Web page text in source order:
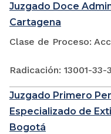
Juzgado Doce
Cartagena
Clase de Proceso:
Radicación: 13001-
Juzgado Primero
Especializado de
Bogotá